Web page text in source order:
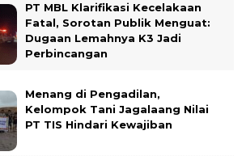
PT MBL Klarifikasi Kecelakaan
Fatal, Sorotan Publik Menguat:
Dugaan Lemahnya K3 Jadi
Perbincangan
Menang di Pengadilan,
Kelompok Tani Jagalaang Nilai
PT TIS Hindari Kewajiban